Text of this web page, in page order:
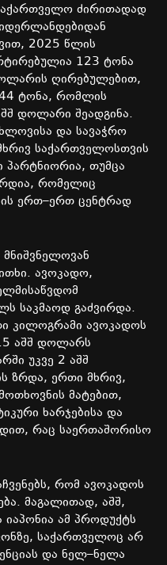
ძირითადად
, 2025 წლის
123 ტონა
ღირებულებით,
ტონა, რომლის
დოლარი შეადგინა.
და სავაჭრო
საქართველოსთვის
პარტნიორია, თუმცა
, რომელიც
ერთ–ერთ ცენტრად
მნიშვნელოვან
. ავოკადო,
საკმაოდ გაძვირდა.
კილოგრამი ავოკადოს
აშშ დოლარს
უკვე 2 აშშ
ზრდა, ერთი მხრივ,
მატებით,
ხარჯებისა და
, რაც საერთაშორისო
, რომ ავოკადოს
. მაგალითად, აშშ,
იაპონია ამ პროდუქტს
, საქართველოც არ
და ნელ–ნელა